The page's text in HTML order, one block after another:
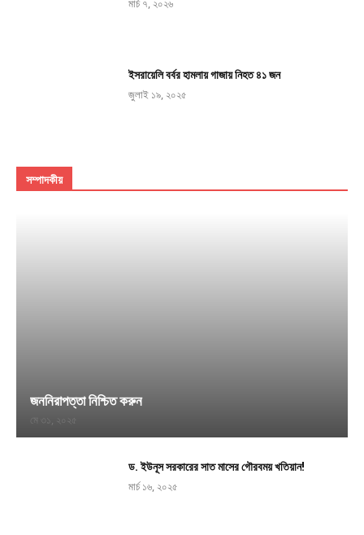
মার্চ ৭, ২০২৬
ইসরায়েলি বর্বর হামলায় গাজায় নিহত ৪১ জন
জুলাই ১৯, ২০২৫
সম্পাদকীয়
জননিরাপত্তা নিশ্চিত করুন
মে ৩১, ২০২৫
ড. ইউনূস সরকারের সাত মাসের গৌরবময় খতিয়ান!
মার্চ ১৬, ২০২৫